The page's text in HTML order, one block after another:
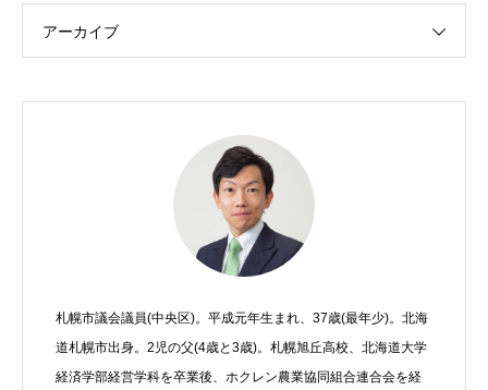
アーカイブ
札幌市議会議員(中央区)。平成元年生まれ、37歳(最年少)。北海
道札幌市出身。2児の父(4歳と3歳)。札幌旭丘高校、北海道大学
経済学部経営学科を卒業後、ホクレン農業協同組合連合会を経